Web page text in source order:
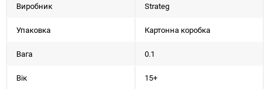
Виробник
Strateg
Упаковка Картонна коробка
Вага 0.1
Вік 15+